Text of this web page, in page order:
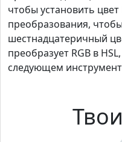
чтобы установить
преобразования,
шестнадцатеричный
преобразует RGB в
следующем